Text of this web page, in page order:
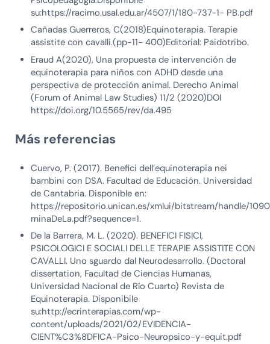
su:https://racimo.usal.edu.ar/4507/1/180-737-1- PB.pdf
Cañadas Guerreros, C(2018)Equinoterapia. Terapie
assistite con cavalli.(pp-11- 400)Editorial: Paidotribo.
Eraud A(2020), Una propuesta de intervención de
equinoterapia para niños con ADHD desde una
perspectiva de protección animal. Derecho Animal
(Forum of Animal Law Studies) 11/2 (2020)DOI
https://doi.org/10.5565/rev/da.495
Más referencias
Cuervo, P. (2017). Benefici dell’equinoterapia nei
bambini con DSA. Facultad de Educación. Universidad
de Cantabria. Disponible en:
https://repositorio.unican.es/xmlui/bitstream/handle/
minaDeLa.pdf?sequence=1.
De la Barrera, M. L. (2020). BENEFICI FISICI,
PSICOLOGICI E SOCIALI DELLE TERAPIE ASSISTITE CON
CAVALLI. Uno sguardo dal Neurodesarrollo. (Doctoral
dissertation, Facultad de Ciencias Humanas,
Universidad Nacional de Río Cuarto) Revista de
Equinoterapia. Disponibile
su:http://ecrinterapias.com/wp-
content/uploads/2021/02/EVIDENCIA-
CIENT%C3%8DFICA-Psico-Neuropsico-y-equit.pdf